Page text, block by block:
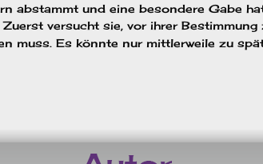
abstammt und eine besondere Gabe
Zuerst versucht sie, vor ihrer
muss. Es könnte nur mittlerweile zu